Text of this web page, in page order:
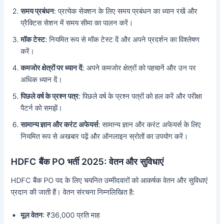
समय प्रबंधन: प्रत्येक सेक्शन के लिए समय प्रबंधन का ध्यान रखें और
प्रैक्टिस सेशन में समय सीमा का पालन करें।
मॉक टेस्ट: नियमित रूप से मॉक टेस्ट दें और अपने प्रदर्शन का विश्लेषण
करें।
कमजोर क्षेत्रों पर ध्यान दें: अपने कमजोर क्षेत्रों को पहचानें और उन पर
अधिक ध्यान दें।
पिछले वर्ष के प्रश्न पत्र: पिछले वर्ष के प्रश्न पत्रों को हल करें और परीक्षा
पैटर्न को समझें।
सामान्य ज्ञान और करंट अफेयर्स: सामान्य ज्ञान और करंट अफेयर्स के लिए
नियमित रूप से अखबार पढ़ें और ऑनलाइन स्रोतों का उपयोग करें।
HDFC बैंक PO भर्ती 2025: वेतन और सुविधाएं
HDFC बैंक PO पद के लिए चयनित उम्मीदवारों को आकर्षक वेतन और सुविधाएं
प्रदान की जाती हैं। वेतन संरचना निम्नलिखित है:
मूल वेतन: ₹36,000 प्रति माह